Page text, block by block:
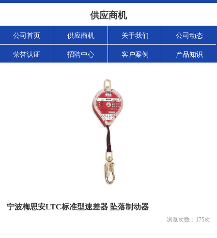
供应商机
公司首页 供应商机 关于我们 公司动态
荣誉认证 招聘中心 客户案例 产品知识
宁波梅思安LTC标准型速差器 坠落制动器
浏览次数： 175次